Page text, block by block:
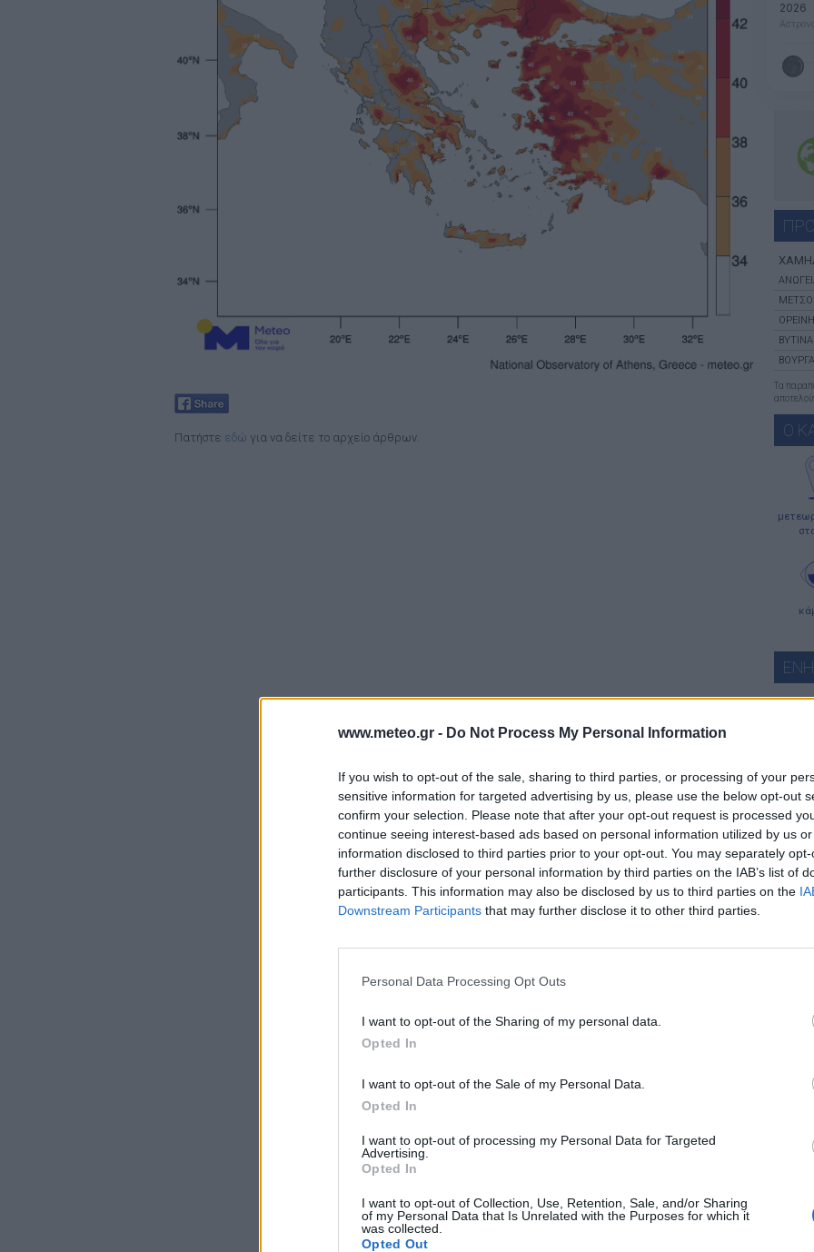
www.meteo.gr - Do Not Process My Personal Information
If you wish to opt-out of the sale, sharing to third parties, or processing of your
sensitive information for targeted advertising by us, please use the below opt-out
confirm your selection. Please note that after your opt-out request is processed
continue seeing interest-based ads based on personal information utilized by us
information disclosed to third parties prior to your opt-out. You may separately
further disclosure of your personal information by third parties on the IAB’s list of
participants. This information may also be disclosed by us to third parties on the
Downstream Participants that may further disclose it to other third parties.
Personal Data Processing Opt Outs
I want to opt-out of the Sharing of my personal data.
Opted In
I want to opt-out of the Sale of my Personal Data.
Opted In
I want to opt-out of processing my Personal Data for Targeted
Advertising.
Opted In
I want to opt-out of Collection, Use, Retention, Sale, and/or Sharing
of my Personal Data that Is Unrelated with the Purposes for which it
was collected.
Opted Out
Πατήστε εδώ για να δείτε το αρχείο άρθρων.
2026
Τα
Ο